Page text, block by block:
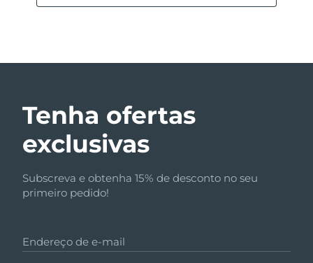
Tenha ofertas
exclusivas
Subscreva e obtenha 15% de desconto no seu
primeiro pedido!
Endereço de e-mail